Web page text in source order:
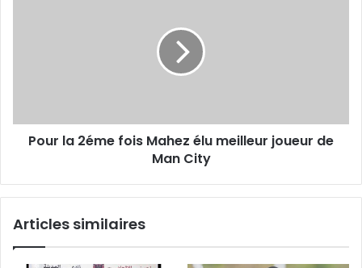
de
ManPour la 2éme fois Mahez élu meilleur joueur de
Man City
Articles similaires